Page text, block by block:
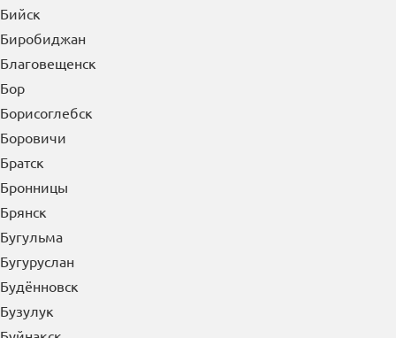
Биробиджан
Благовещенск
Бор
Борисоглебск
Боровичи
Братск
Бронницы
Брянск
Бугульма
Бугуруслан
Будённовск
Бузулук
Буйнакск
В